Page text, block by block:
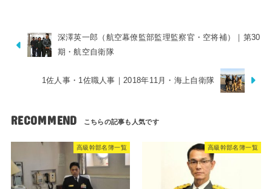
深澤英一郎（航空幕僚監部監理監察官・空将補）｜第30
期・航空自衛隊
1佐人事・1佐職人事｜2018年11月・海上自衛隊
RECOMMEND
高級幹部名簿一覧 高級幹部名簿一覧